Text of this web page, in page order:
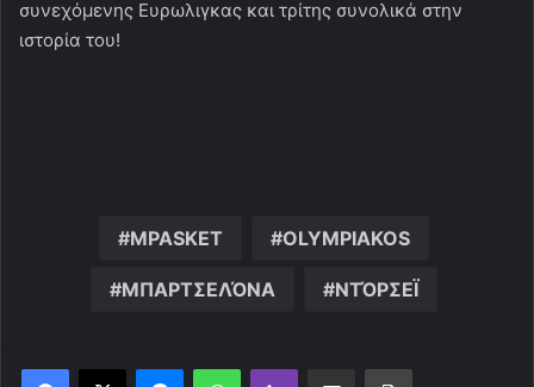
συνεχόμενης Ευρωλιγκας και τρίτης συνολικά στην
ιστορία του!
MPASKET OLYMPIAKOS
ΜΠΑΡΤΣΕΛΌΝΑ ΝΤΌΡΣΕΪ
MessengerWhatsAppViber Κοινοποίηση μέσω ηλεκτρονικού ταχυδρομείουΕκτύπωση